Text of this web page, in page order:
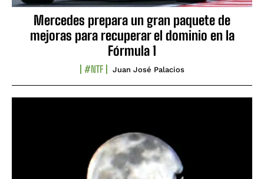
Mercedes prepara un gran paquete de
mejoras para recuperar el dominio en la
Fórmula 1
#NTF Juan José Palacios